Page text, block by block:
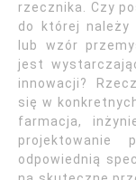
rzecznika. Czy
do której należy
lub wzór
jest
innowacji?
się w
farmacja,
projektowanie
odpowiednią